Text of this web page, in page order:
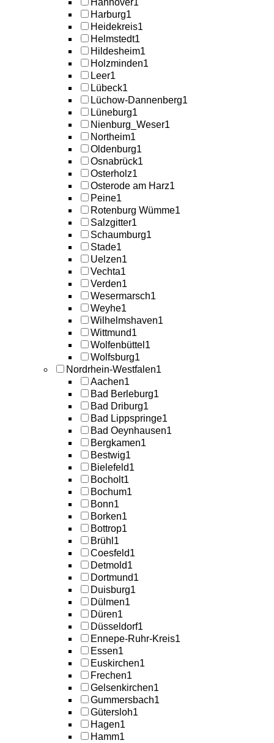
Hannover1
Harburg1
Heidekreis1
Helmstedt1
Hildesheim1
Holzminden1
Leer1
Lübeck1
Lüchow-Dannenberg1
Lüneburg1
Nienburg_Weser1
Northeim1
Oldenburg1
Osnabrück1
Osterholz1
Osterode am Harz1
Peine1
Rotenburg Wümme1
Salzgitter1
Schaumburg1
Stade1
Uelzen1
Vechta1
Verden1
Wesermarsch1
Weyhe1
Wilhelmshaven1
Wittmund1
Wolfenbüttel 1
Wolfsburg1
Nordrhein-Westfalen1
Aachen1
Bad Berleburg1
Bad Driburg1
Bad Lippspringe1
Bad Oeynhausen1
Bergkamen1
Bestwig1
Bielefeld1
Bocholt1
Bochum1
Bonn1
Borken1
Bottrop1
Brühl 1
Coesfeld1
Detmold1
Dortmund1
Duisburg1
Dülmen1
Düren1
Düsseldorf1
Ennepe-Ruhr-Kreis1
Essen1
Euskirchen1
Frechen1
Gelsenkirchen1
Gummersbach1
Gütersloh1
Hagen1
Hamm1